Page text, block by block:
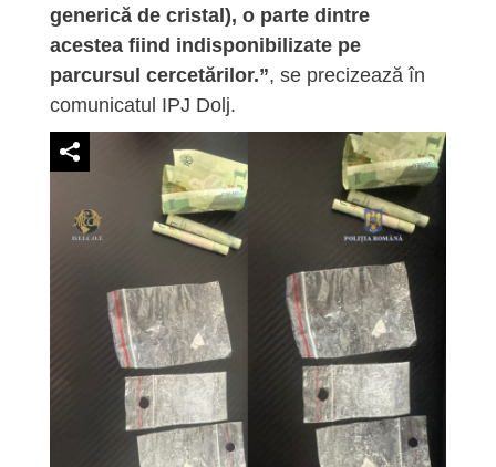
generică de cristal), o parte dintre
acestea fiind indisponibilizate pe
parcursul cercetărilor.”, se precizează în
comunicatul IPJ Dolj.